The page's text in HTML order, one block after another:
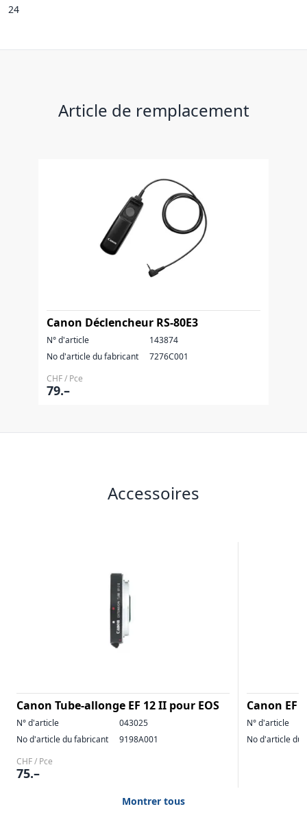
24
Article de remplacement
Canon Déclencheur RS-80E3
N° d'article
143874
No d'article du fabricant
7276C001
CHF / Pce
79.–
Accessoires
Canon Tube-allonge EF 12 II pour EOS
N° d'article
043025
No d'article du fabricant
9198A001
CHF / Pce
75.–
Canon EF
N° d'article
No d'article du
Montrer tous